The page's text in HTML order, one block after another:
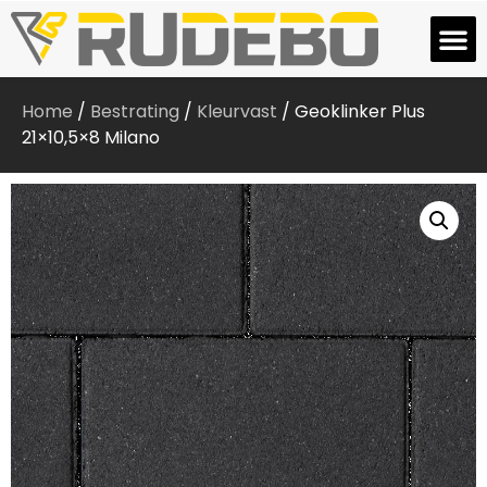
Home / Bestrating / Kleurvast / Geoklinker Plus
21×10,5×8 Milano